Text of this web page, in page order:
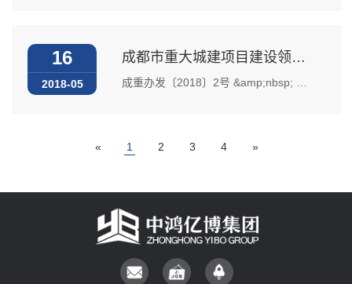
16
2018-05
成都市重大城建项目建设领导小组办公室等四家关于印发《成都市中心城区建设项目开工统筹及占道施工管理实施细则》的通知
成重办发〔2018〕2号 &amp;nbsp; 成都天府新区、成都高新区管委会，有关区（市）县政府，市政府有关部门，有关单位： 为进一步加强和规范占用、挖掘城市道路施工管理，保障城市道路设施的完好和安全，提高城市道路运行效率，持续改善城市环境和面貌，市重大办、市轨道办、市治理办、市治堵...
« 1 2 3 4 »